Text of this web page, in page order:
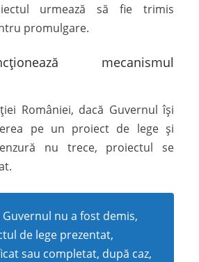
urmează să fie trimis
promulgare.
mecanismul
României, dacă Guvernul își
pe un proiect de lege și
nu trece, proiectul se
Guvernul nu a fost demis,
de lege prezentat,
sau completat, după caz,